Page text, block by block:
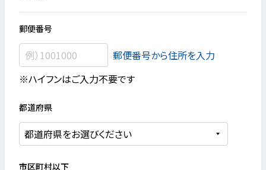
郵便番号
郵便番号から住所を入力
※ハイフンはご入力不要です
都道府県
市区町村以下